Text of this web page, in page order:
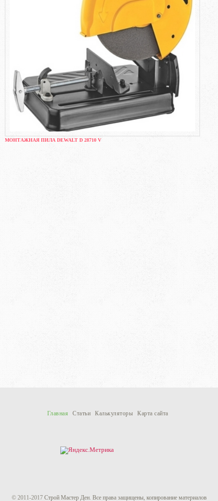
МОНТАЖНАЯ ПИЛА DEWALT D 28710 V
Главная Статьи Калькуляторы Карта сайта
© 2011-2017 Строй Мастер Ден. Все права защищены, копирование материалов